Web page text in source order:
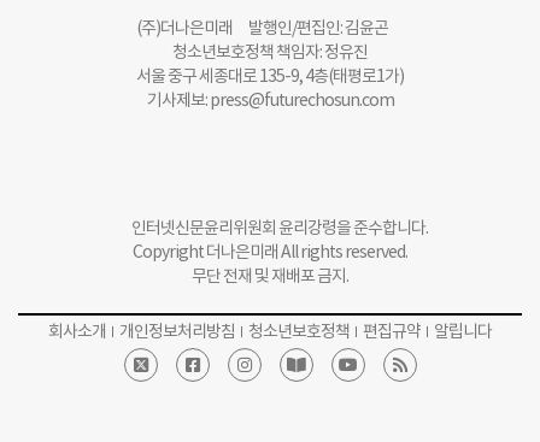
(주)더나은미래 발행인/편집인: 김윤곤
청소년보호정책 책임자: 정유진
서울 중구 세종대로 135-9, 4층(태평로1가)
기사제보:press@futurechosun.com
인터넷신문윤리위원회 윤리강령을 준수합니다.
Copyright 더나은미래 All rights reserved.
무단 전재 및 재배포 금지.
회사소개 개인정보처리방침 청소년보호정책 편집규약 알립니다